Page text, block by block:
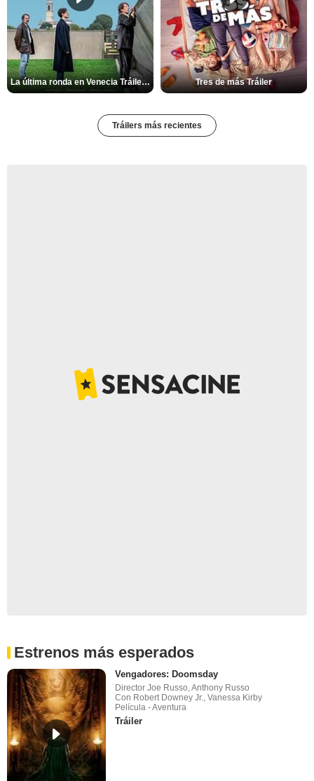
La última ronda en Venecia Tráiler VOSE Tres de más Tráiler
Tráilers más recientes
Estrenos más esperados
Vengadores: Doomsday
Director Joe Russo, Anthony Russo
Con Robert Downey Jr., Vanessa Kirby
Película - Aventura
Tráiler